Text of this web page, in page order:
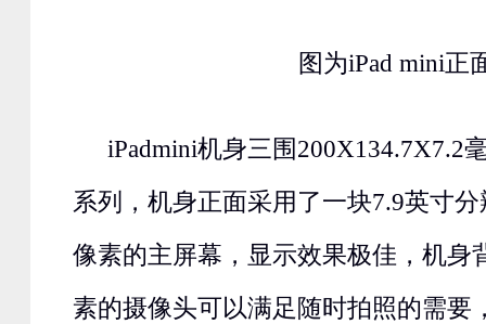
图为iPad mini正
iPadmini机身三围200X134.7X7.2
系列，机身正面采用了一块7.9英寸
像素的主屏幕，显示效果极佳，机身
素的摄像头可以满足随时拍照的需要